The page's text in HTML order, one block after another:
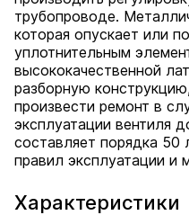
Характеристики
трубопроводе.
которая опускает или
уплотнительным
высококачественной
разборную
произвести ремонт в
эксплуатации вентиля
составляет порядка
правил эксплуатации и